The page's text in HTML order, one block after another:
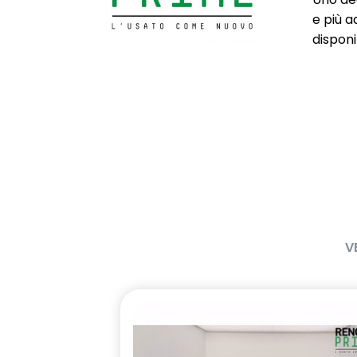
distanza di sicurezza)
Fari Full LED
My safety
Retrovisori
e più